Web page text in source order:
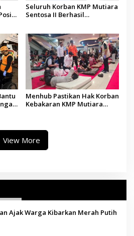
Seluruh Korban KMP Mutiara
Sentosa II Berhasil
Menhub Pastikan Hak Korban
Kebakaran KMP Mutiara
View More
Ajak Warga Kibarkan Merah Putih